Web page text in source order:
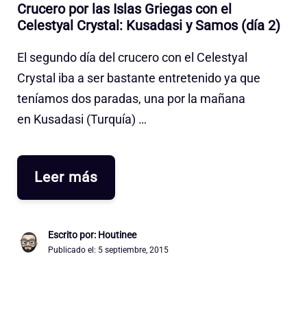
Crucero por las Islas Griegas con el
Celestyal Crystal: Kusadasi y Samos (día 2)
El segundo día del crucero con el Celestyal
Crystal iba a ser bastante entretenido ya que
teníamos dos paradas, una por la mañana
en Kusadasi (Turquía) …
Leer más
Escrito por: Houtinee
Publicado el: 5 septiembre, 2015